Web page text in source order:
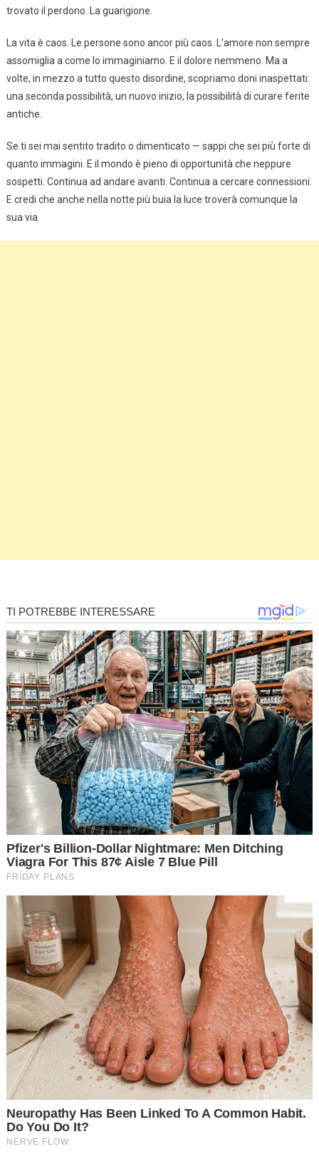
trovato il perdono. La guarigione.
La vita è caos. Le persone sono ancor più caos. L’amore non sempre
assomiglia a come lo immaginiamo. E il dolore nemmeno. Ma a
volte, in mezzo a tutto questo disordine, scopriamo doni inaspettati:
una seconda possibilità, un nuovo inizio, la possibilità di curare ferite
antiche.
Se ti sei mai sentito tradito o dimenticato — sappi che sei più forte di
quanto immagini. E il mondo è pieno di opportunità che neppure
sospetti. Continua ad andare avanti. Continua a cercare connessioni.
E credi che anche nella notte più buia la luce troverà comunque la
sua via.